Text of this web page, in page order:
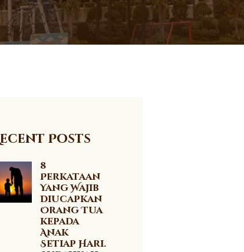
Posts
8
Perkataan
Yang Wajib
Diucapkan
Orang Tua
kepada
Anak
Setiap Hari.